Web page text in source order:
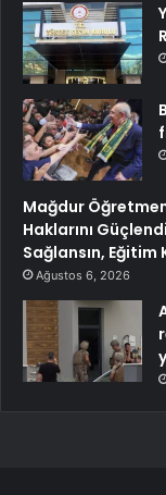
Mağdur
Haklarını
Sağlansın, Eğitim
Ağustos 6, 2026